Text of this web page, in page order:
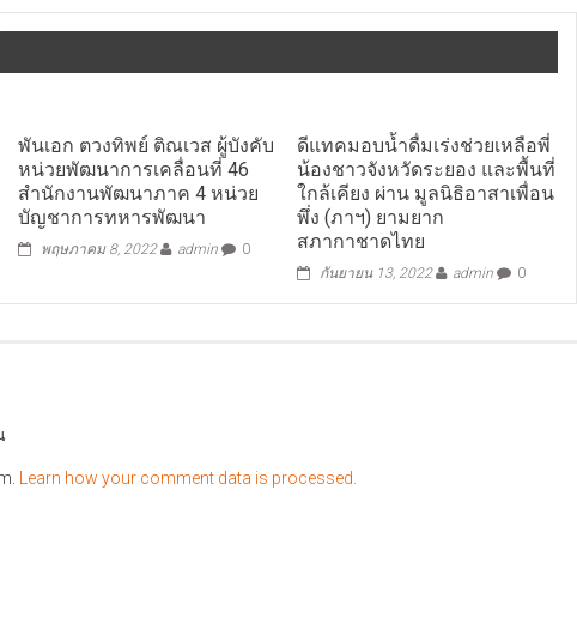
พันเอก ตวงทิพย์ ติณเวส ผู้บังคับ
หน่วยพัฒนาการเคลื่อนที่ 46
สำนักงานพัฒนาภาค 4 หน่วย
บัญชาการทหารพัฒนา
พฤษภาคม 8, 2022 admin 0
ดีแทคมอบน้ำดื่มเร่งช่วยเหลือพี่
น้องชาวจังหวัดระยอง และพื้นที่
ใกล้เคียง ผ่าน มูลนิธิอาสาเพื่อน
พึ่ง (ภาฯ) ยามยาก
สภากาชาดไทย
กันยายน 13, 2022 admin 0
Learn how your comment data is processed.